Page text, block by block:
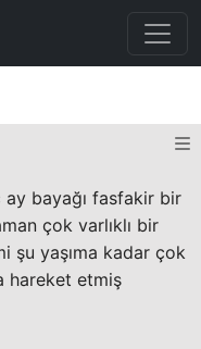
bayağı fasfakir bir
çok varlıklı bir
şu yaşıma kadar çok
hareket etmiş